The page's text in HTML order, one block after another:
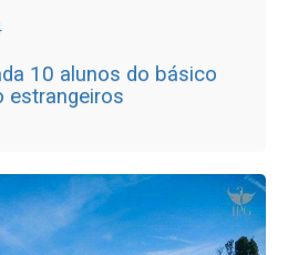
10 alunos do básico
estrangeiros